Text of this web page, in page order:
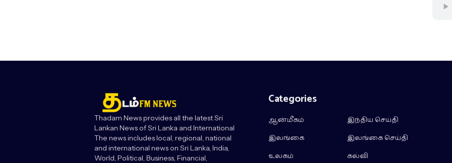
Thadam News provides all the latest Sri
Lankan News of Sri Lanka and International
The news includes local, regional, national
and international news on Sri Lanka, India,
World, Political, Business, Financial,
Categories
ஆன்மீகம்
இந்திய செய்தி
இலங்கை
இலங்கை செய்தி
உலகம்
கல்வி